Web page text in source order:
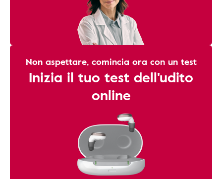
Non aspettare, comincia ora con un test
Inizia il tuo test dell'udito
online